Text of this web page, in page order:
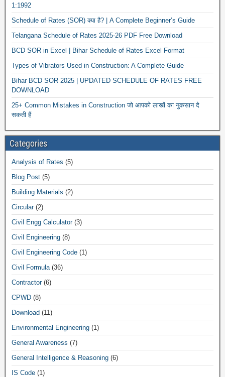
1:1992
Schedule of Rates (SOR) क्या है? | A Complete Beginner’s Guide
Telangana Schedule of Rates 2025-26 PDF Free Download
BCD SOR in Excel | Bihar Schedule of Rates Excel Format
Types of Vibrators Used in Construction: A Complete Guide
Bihar BCD SOR 2025 | UPDATED SCHEDULE OF RATES FREE
DOWNLOAD
25+ Common Mistakes in Construction जो आपको लाखों का नुकसान दे
सकती हैं
Categories
Analysis of Rates (5)
Blog Post (5)
Building Materials (2)
Circular(2)
Civil Engg Calculator(3)
Civil Engineering (8)
Civil Engineering Code (1)
Civil Formula(36)
Contractor(6)
CPWD (8)
Download (11)
Environmental Engineering (1)
General Awareness (7)
General Intelligence & Reasoning (6)
IS Code (1)